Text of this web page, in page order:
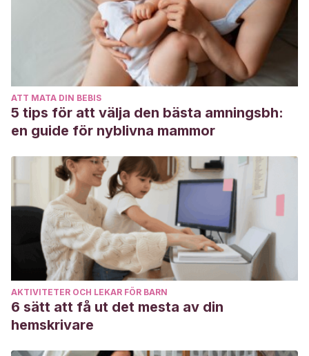
Suarez, O., & Moreno, J.(2002). La familia como eje
fundamental en la formación de valores en el niño.
Carabobo: Universidad de Carabobo
ATT MATA DIN BEBIS
5 tips för att välja den bästa amningsbh:
en guide för nyblivna mammor
AKTIVITETER OCH LEKAR FÖR BARN
6 sätt att få ut det mesta av din
hemskrivare